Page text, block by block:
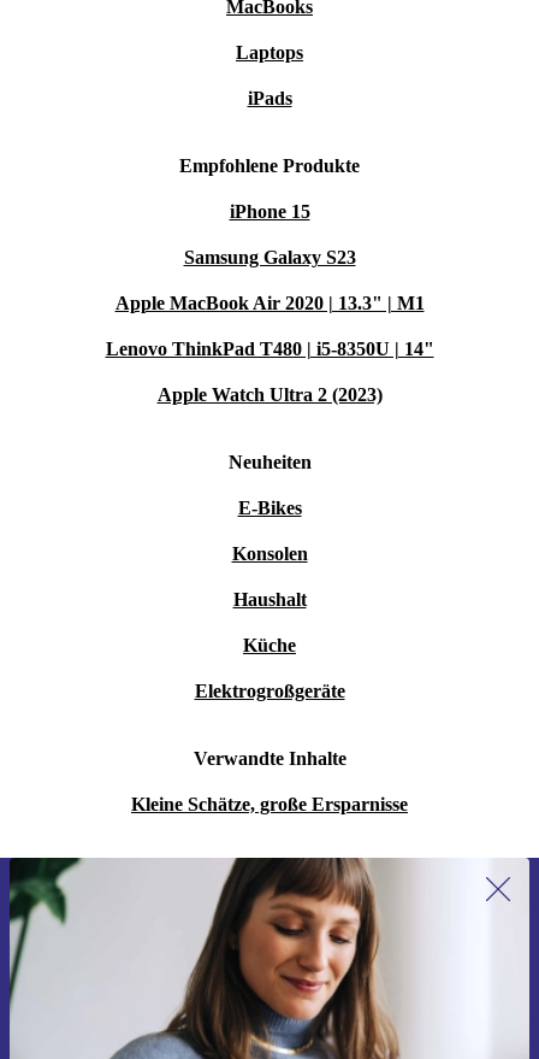
MacBooks
Laptops
iPads
Empfohlene Produkte
iPhone 15
Samsung Galaxy S23
Apple MacBook Air 2020 | 13.3" | M1
Lenovo ThinkPad T480 | i5-8350U | 14"
Apple Watch Ultra 2 (2023)
Neuheiten
E-Bikes
Konsolen
Haushalt
Küche
Elektrogroßgeräte
Verwandte Inhalte
Kleine Schätze, große Ersparnisse
Erstmals zum Newsletter anmelden,
15 € sparen!
Verpasse kein Angebot mehr.